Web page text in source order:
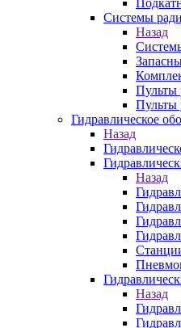
Системы
Назад
Пульты
Пульты
Гидравлическое
Назад
Назад
Назад